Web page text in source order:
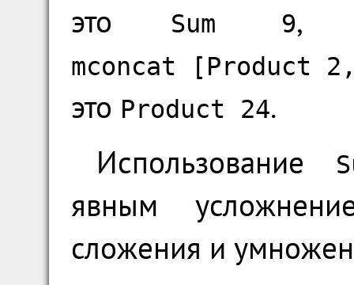
это Sum 9,
mconcat [ Product
это Product 24.
Использование
явным
сложения и